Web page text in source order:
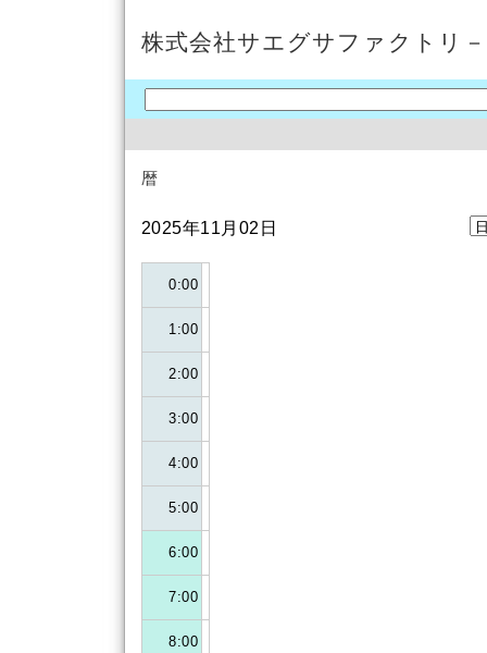
株式会社サエグサファクトリ－
暦
2025年11月02日
0:00
1:00
2:00
3:00
4:00
5:00
6:00
7:00
8:00